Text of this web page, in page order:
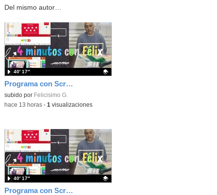
Del mismo autor…
Programa con Scratch, 8 diferentes juegos para vivir la emoción de los partidos de España en el mundial 2026
Contenido educativo.
subido por Felicisimo G.
40′ 17″
-hace 13 horas- 1 visualizaciones
Programa con Scratch juegos con los partidos del mundial 2026 ganados por España
40′ 17″